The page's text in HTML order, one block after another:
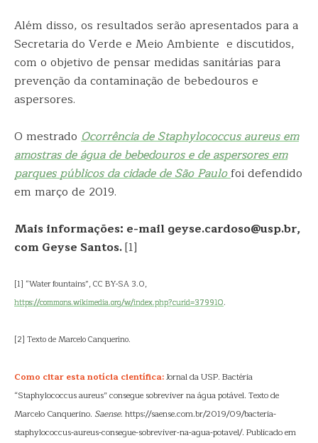
Além disso, os resultados serão apresentados para a
Secretaria do Verde e Meio Ambiente e discutidos,
com o objetivo de pensar medidas sanitárias para
prevenção da contaminação de bebedouros e
aspersores.
O mestrado Ocorrência de Staphylococcus aureus em
amostras de água de bebedouros e de aspersores em
parques públicos da cidade de São Paulofoi defendido
em março de 2019.
Mais informações: e-mail geyse.cardoso@usp.br,
com Geyse Santos.[1]
[1] “Water fountains”, CC BY-SA 3.0,
https://commons.wikimedia.org/w/index.php?curid=379910.
[2] Texto de Marcelo Canquerino.
Como citar esta notícia científica:Jornal da USP. Bactéria
“Staphylococcus aureus” consegue sobreviver na água potável. Texto de
Marcelo Canquerino. Saense. https://saense.com.br/2019/09/bacteria-
staphylococcus-aureus-consegue-sobreviver-na-agua-potavel/. Publicado em